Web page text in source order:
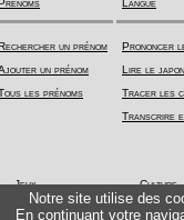
Notre site utilise des
En continuant votre
un prénom
un prénom
les prénoms
Langue
Prononcer
Lire le
Tracer les
Transcrire
Jeux Culture